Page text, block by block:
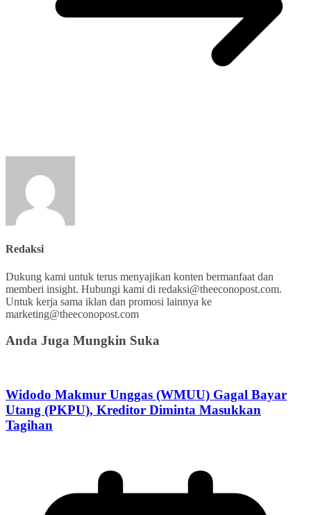
Redaksi
Dukung kami untuk terus menyajikan konten bermanfaat dan
memberi insight. Hubungi kami di redaksi@theeconopost.com.
Untuk kerja sama iklan dan promosi lainnya ke
marketing@theeconopost.com
Anda Juga Mungkin Suka
Widodo Makmur Unggas (WMUU) Gagal Bayar
Utang (PKPU), Kreditor Diminta Masukkan
Tagihan